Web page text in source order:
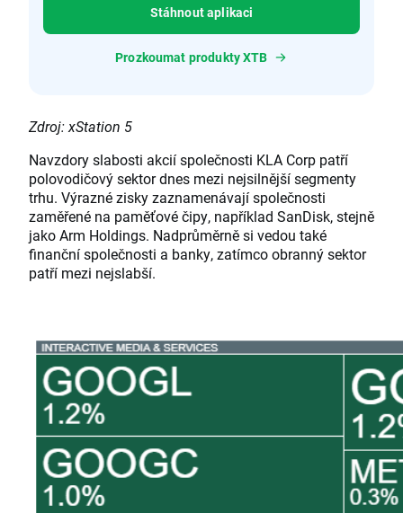
Stáhnout aplikaci
Prozkoumat produkty XTB
Zdroj: xStation 5
Navzdory slabosti akcií společnosti KLA Corp patří
polovodičový sektor dnes mezi nejsilnější segmenty
trhu. Výrazné zisky zaznamenávají společnosti
zaměřené na paměťové čipy, například SanDisk, stejně
jako Arm Holdings. Nadprůměrně si vedou také
finanční společnosti a banky, zatímco obranný sektor
patří mezi nejslabší.